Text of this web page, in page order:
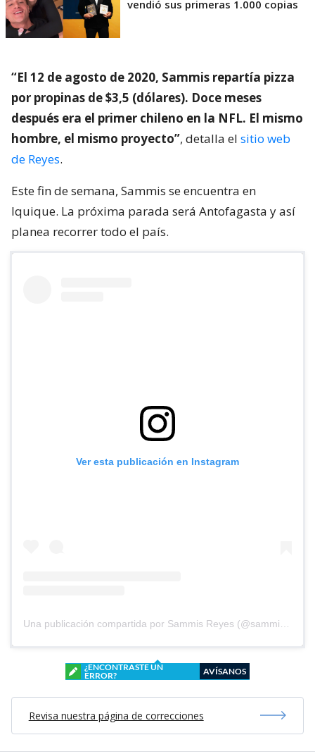
vendió sus primeras 1.000 copias
“El 12 de agosto de 2020, Sammis repartía pizza
por propinas de $3,5 (dólares). Doce meses
después era el primer chileno en la NFL. El mismo
hombre, el mismo proyecto”, detalla el sitio web
de Reyes.
Este fin de semana, Sammis se encuentra en
Iquique. La próxima parada será Antofagasta y así
planea recorrer todo el país.
Ver esta publicación en Instagram
¿ENCONTRASTE UN
ERROR?
AVÍSANOS
Revisa nuestra página de correcciones